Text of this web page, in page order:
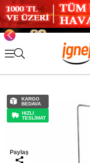
KARGO
BEDAVA
HIZLI
TESLİMAT
Paylaş